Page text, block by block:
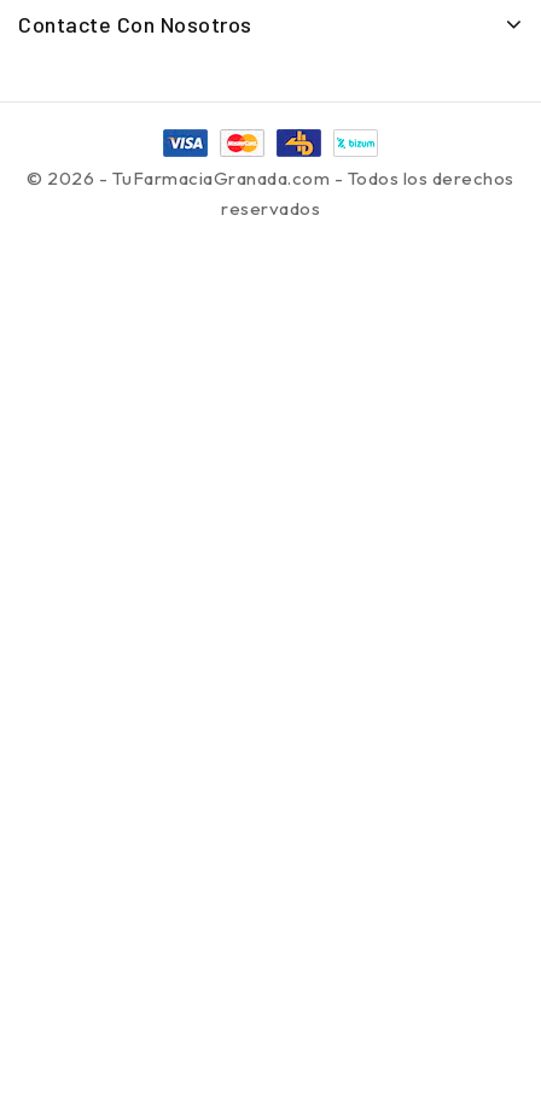
Contacte Con Nosotros
© 2026 - TuFarmaciaGranada.com - Todos los derechos
reservados